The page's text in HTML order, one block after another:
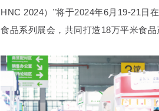
HNC 2024）”将于2024年6月19-21日
食品系列展会，共同打造18万平米食品